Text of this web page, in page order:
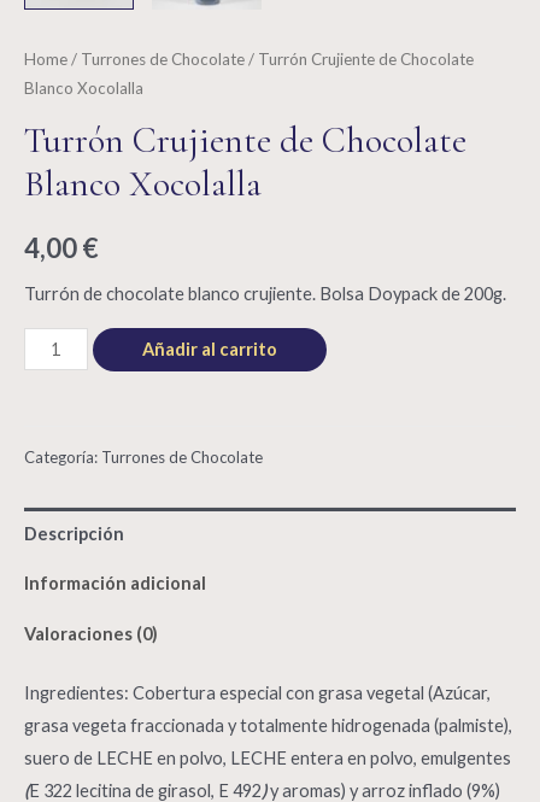
Home/ Turrones de Chocolate/ Turrón Crujiente de Chocolate
Blanco Xocolalla
Turrón Crujiente de Chocolate
Blanco Xocolalla
4,00€
Turrón de chocolate blanco crujiente. Bolsa Doypack de 200g.
Turrón
Crujiente
Xocolalla
quantity
Añadir al carrito
Categoría: Turrones de Chocolate
Descripción
Información adicional
Valoraciones (0)
Ingredientes: Cobertura especial con grasa vegetal (Azúcar,
grasa vegeta fraccionada y totalmente hidrogenada (palmiste),
suero de LECHE en polvo, LECHE entera en polvo, emulgentes
(E 322 lecitina de girasol, E 492)y aromas) y arroz inflado (9%)